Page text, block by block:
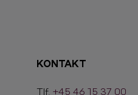
KONTAKT
Tlf. +45 46 15 37 00